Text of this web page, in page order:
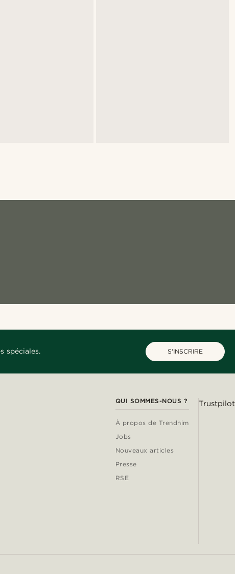
spéciales. S'INSCRIRE
QUI SOMMES-NOUS ?
À propos de Trendhim
Jobs
Nouveaux articles
Presse
RSE
Trustpilot